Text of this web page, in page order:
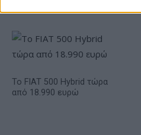
Το FIAT 500 Hybrid τώρα
από 18.990 ευρώ